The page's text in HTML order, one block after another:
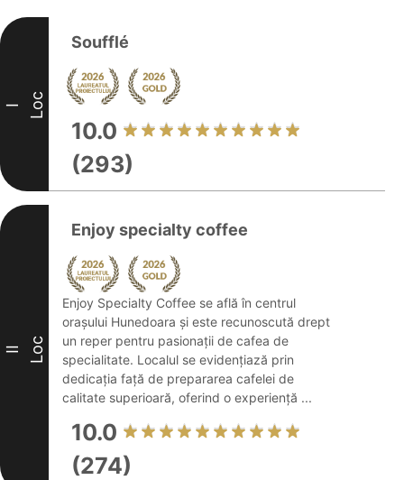
I Loc
Soufflé
10.0
(293)
II Loc
Enjoy specialty coffee
Enjoy Specialty Coffee se află în centrul
orașului Hunedoara și este recunoscută drept
un reper pentru pasionații de cafea de
specialitate. Localul se evidențiază prin
dedicația față de prepararea cafelei de
calitate superioară, oferind o experiență ...
10.0
(274)